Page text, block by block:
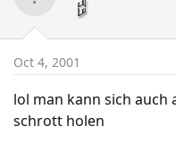
Oct 4, 2001
lol man kann sich auch
schrott holen